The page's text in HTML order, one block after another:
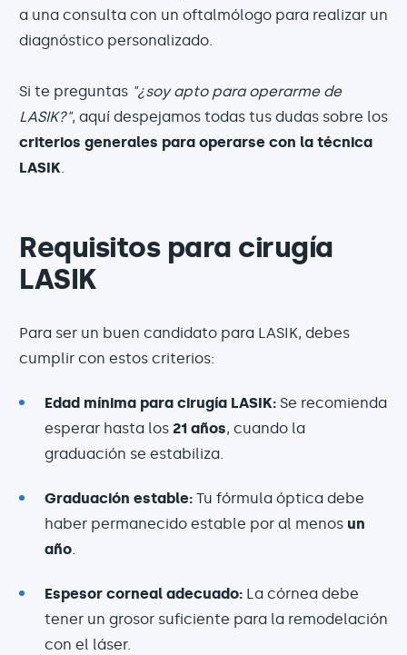
a una consulta con un oftalmólogo para realizar un
diagnóstico personalizado.
Si te preguntas "¿soy apto para operarme de
LASIK?", aquí despejamos todas tus dudas sobre los
criterios generales para operarse con la técnica
LASIK.
Requisitos para cirugía
LASIK
Para ser un buen candidato para LASIK, debes
cumplir con estos criterios:
Edad mínima para cirugía LASIK: Se recomienda
esperar hasta los 21 años, cuando la
graduación se estabiliza.
Graduación estable: Tu fórmula óptica debe
haber permanecido estable por al menos un
año.
Espesor corneal adecuado: La córnea debe
tener un grosor suficiente para la remodelación
con el láser.